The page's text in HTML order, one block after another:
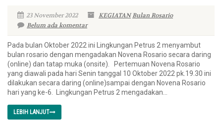
23 November 2022 KEGIATANBulan Rosario
Belum ada komentar
Pada bulan Oktober 2022 ini Lingkungan Petrus 2 menyambut
bulan rosario dengan mengadakan Novena Rosario secara daring
(online) dan tatap muka (onsite). Pertemuan Novena Rosario
yang diawali pada hari Senin tanggal 10 Oktober 2022 pk.19.30 ini
dilakukan secara daring (online)sampai dengan Novena Rosario
hari yang ke-6. Lingkungan Petrus 2 mengadakan...
LEBIH LANJUT